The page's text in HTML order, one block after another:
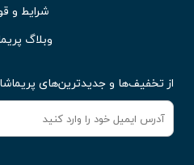
شرایط و
وبلاگ
از تخفیف‌ها و جدیدترین‌های